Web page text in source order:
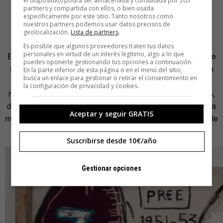
REFERENTES
De sus visitas semanales al Metropolitan y otros museos,
Basquiat absorbió la técnica y elementos característicos de
sus artistas favoritos igual que se exprime el zumo de una
naranja. Pero no se quedó solo con eso. También lo
remezcló con símbolos extraídos de sus propias vivencias,
de su manera de observar el mundo y cuanto le rodeaba: la
música, el jazz, la televisión, el béisbol, la calle, los libros de
texto y de historia…
partners y compartida con ellos, o bien usada
específicamente por este sitio. Tanto nosotros como
nuestros partners podemos usar datos precisos de
geolocalización. Lista de partners.
Es posible que algunos proveedores traten tus datos
personales en virtud de un interés legítimo, algo a lo que
puedes oponerte gestionando tus opciones a continuación.
En la parte inferior de esta página o en el menú del sitio,
busca un enlace para gestionar o retirar el consentimiento en
la configuración de privacidad y cookies.
Aceptar y seguir GRATIS
Suscribirse desde 10€/año
Gestionar opciones